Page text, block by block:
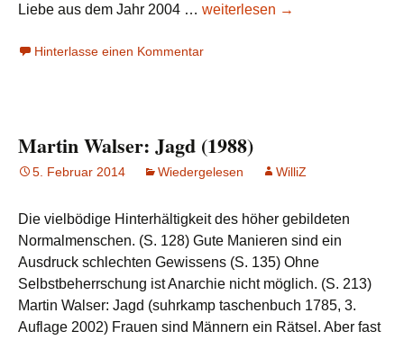
Liebe aus dem Jahr 2004 … Martin
Der
(2004)
weiterlesen →
Hinterlasse einen Kommentar
Martin Walser: Jagd (1988)
5. Februar 2014 Wiedergelesen WilliZ
Die vielbödige Hinterhältigkeit des höher gebildeten
Normalmenschen. (S. 128) Gute Manieren sind ein
Ausdruck schlechten Gewissens (S. 135) Ohne
Selbstbeherrschung ist Anarchie nicht möglich. (S. 213)
Martin Walser: Jagd (suhrkamp taschenbuch 1785, 3.
Auflage 2002) Frauen sind Männern ein Rätsel. Aber fast